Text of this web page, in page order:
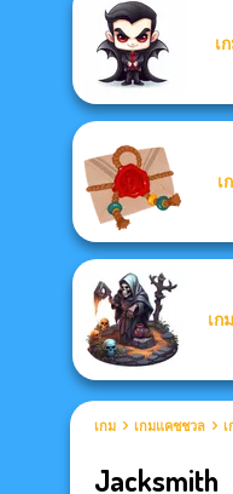
เ
เ
เก
เกม เกมแคชชวล
Jacksmith